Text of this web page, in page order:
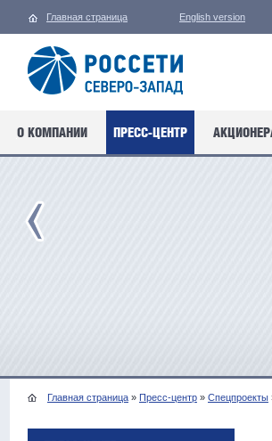
Главная страница English version
О КОМПАНИИ ПРЕСС-ЦЕНТР
Главная страница » Пресс-центр » Спецпроекты